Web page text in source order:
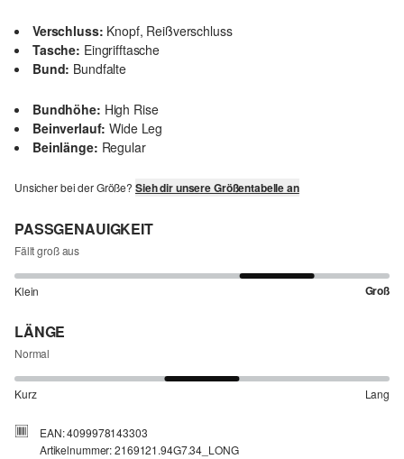
Verschluss: Knopf, Reißverschluss
Tasche: Eingrifftasche
Bund: Bundfalte
Bundhöhe: High Rise
Beinverlauf: Wide Leg
Beinlänge: Regular
Unsicher bei der Größe? Sieh dir unsere Größentabelle an
PASSGENAUIGKEIT
Fällt groß aus
Klein Groß
LÄNGE
Normal
Kurz Lang
EAN: 4099978143303
Artikelnummer: 2169121.94G7.34_LONG